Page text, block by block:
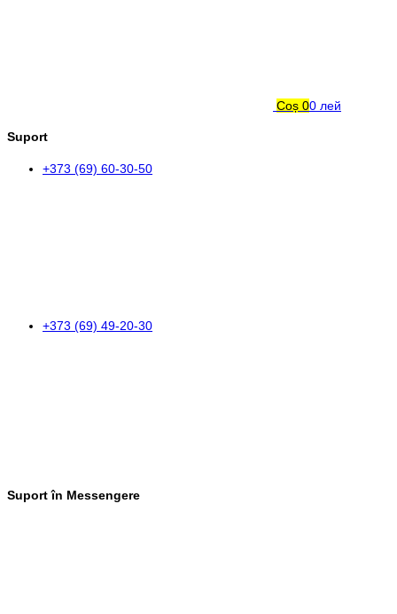
Coș 00 лей
Suport
+373 (69) 60-30-50
+373 (69) 49-20-30
Suport în Messengere